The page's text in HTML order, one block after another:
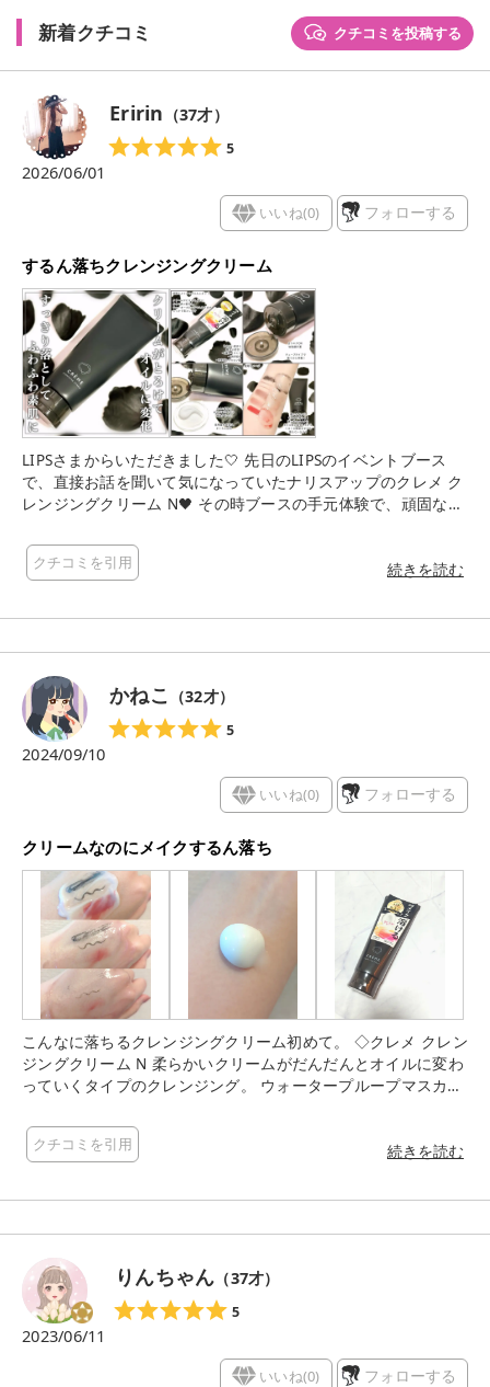
新着クチコミ クチコミを投稿する
Eririn （37才）
5
2026/06/01
いいね(0) フォローする
するん落ちクレンジングクリーム
LIPSさまからいただきました🤍 先日のLIPSのイベントブース
で、直接お話を聞いて気になっていたナリスアップのクレメ ク
レンジングクリーム N🖤 その時ブースの手元体験で、頑固なウ
にびっくりしたんです❣️👀 実際に家でも使ってみたら、最初は
みずみずしいクリームなのに、くるくる馴染ませるとオイル状
持ち良い✨ これだけしっかり落ちるのに、3種のセラミドなど
とり💠🫧 W洗顔不要でチューブタイプだから、ケアが本当に楽
ちんです🥰
クチコミを引用 続きを読む
かねこ （32才）
5
2024/09/10
いいね(0) フォローする
クリームなのにメイクするん落ち
こんなに落ちるクレンジングクリーム初めて。 ◇クレメ クレン
ジングクリーム N 柔らかいクリームがだんだんとオイルに変わ
っていくタイプのクレンジング。 ウォータープループマスカラ
あがりもべたつかなくて、W洗顔不要なのありがたい。 ピンク
のパッケージから黒のパッケージにリニューアルしてスタイリ
クチコミを引用 続きを読む
りんちゃん （37才）
5
2023/06/11
いいね(0) フォローする